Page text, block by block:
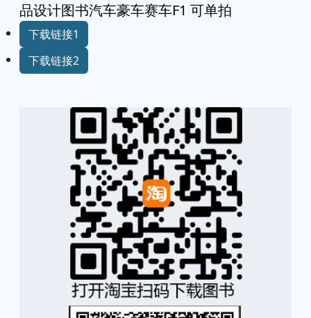
品设计图书汽车豪车赛车F1 可单拍
下载链接1
下载链接2